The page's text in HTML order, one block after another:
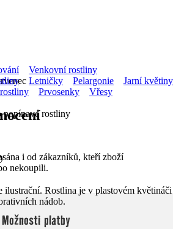
popínavé rostliny
ilustrační. Rostlina je v plastovém květináči
nádob.
Venkovní rostliny
Letničky Pelargonie
Jarní květiny
Prvosenky Vřesy
i od zákazníků, kteří zboží
nekoupili.
Možnosti platby